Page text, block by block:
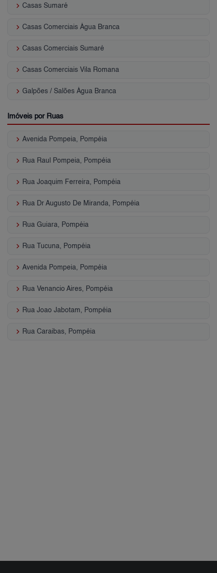
keyboard_arrow_right Casas Sumaré
keyboard_arrow_right Casas Comerciais Água Branca
keyboard_arrow_right Casas Comerciais Sumaré
keyboard_arrow_right Casas Comerciais Vila Romana
keyboard_arrow_right Galpões / Salões Água Branca
Imóveis por Ruas
keyboard_arrow_right Avenida Pompeia, Pompéia
keyboard_arrow_right Rua Raul Pompeia, Pompéia
keyboard_arrow_right Rua Joaquim Ferreira, Pompéia
keyboard_arrow_right Rua Dr Augusto De Miranda, Pompéia
keyboard_arrow_right Rua Guiara, Pompéia
keyboard_arrow_right Rua Tucuna, Pompéia
keyboard_arrow_right Avenida Pompeia, Pompéia
keyboard_arrow_right Rua Venancio Aires, Pompéia
keyboard_arrow_right Rua Joao Jabotam, Pompéia
keyboard_arrow_right Rua Caraibas, Pompéia